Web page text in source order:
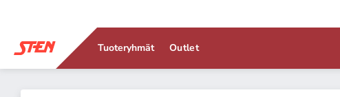
Tuoteryhmät Outlet